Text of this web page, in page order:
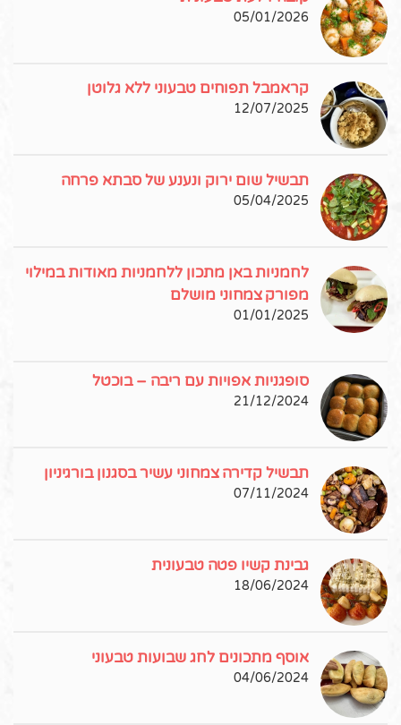
05/01/2026
קראמבל תפוחים טבעוני ללא גלוטן
12/07/2025
תבשיל שום ירוק ונענע של סבתא פרחה
05/04/2025
לחמניות באן מתכון ללחמניות מאודות במילוי
מפורק צמחוני מושלם
01/01/2025
סופגניות אפויות עם ריבה – בוכטל
21/12/2024
תבשיל קדירה צמחוני עשיר בסגנון בורגיניון
07/11/2024
גבינת קשיו פטה טבעונית
18/06/2024
אוסף מתכונים לחג שבועות טבעוני
04/06/2024